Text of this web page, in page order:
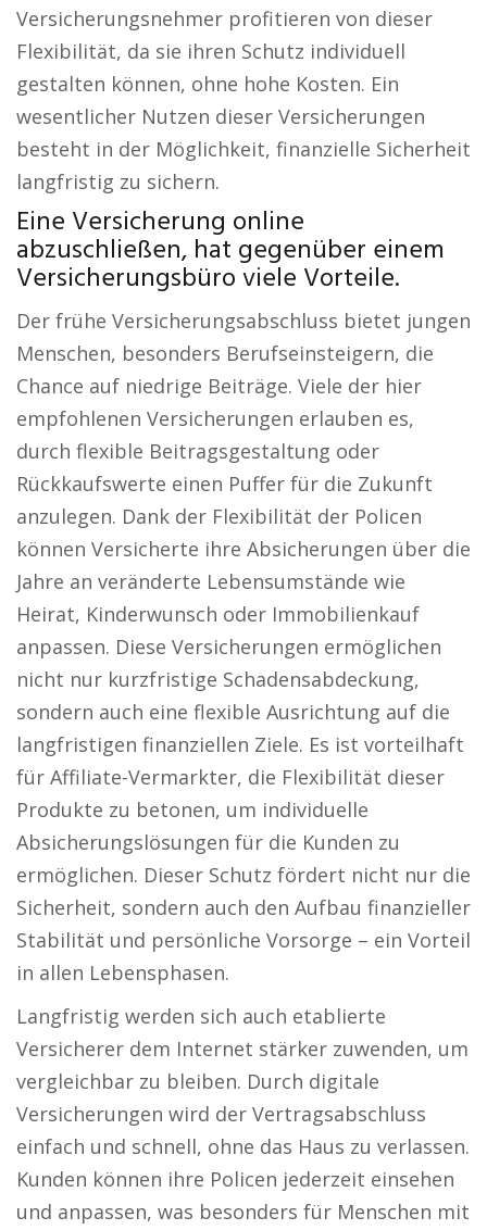
Versicherungsnehmer profitieren von dieser
Flexibilität, da sie ihren Schutz individuell
gestalten können, ohne hohe Kosten. Ein
wesentlicher Nutzen dieser Versicherungen
besteht in der Möglichkeit, finanzielle Sicherheit
langfristig zu sichern.
Eine Versicherung online
abzuschließen, hat gegenüber einem
Versicherungsbüro viele Vorteile.
Der frühe Versicherungsabschluss bietet jungen
Menschen, besonders Berufseinsteigern, die
Chance auf niedrige Beiträge. Viele der hier
empfohlenen Versicherungen erlauben es,
durch flexible Beitragsgestaltung oder
Rückkaufswerte einen Puffer für die Zukunft
anzulegen. Dank der Flexibilität der Policen
können Versicherte ihre Absicherungen über die
Jahre an veränderte Lebensumstände wie
Heirat, Kinderwunsch oder Immobilienkauf
anpassen. Diese Versicherungen ermöglichen
nicht nur kurzfristige Schadensabdeckung,
sondern auch eine flexible Ausrichtung auf die
langfristigen finanziellen Ziele. Es ist vorteilhaft
für Affiliate-Vermarkter, die Flexibilität dieser
Produkte zu betonen, um individuelle
Absicherungslösungen für die Kunden zu
ermöglichen. Dieser Schutz fördert nicht nur die
Sicherheit, sondern auch den Aufbau finanzieller
Stabilität und persönliche Vorsorge – ein Vorteil
in allen Lebensphasen.
Langfristig werden sich auch etablierte
Versicherer dem Internet stärker zuwenden, um
vergleichbar zu bleiben. Durch digitale
Versicherungen wird der Vertragsabschluss
einfach und schnell, ohne das Haus zu verlassen.
Kunden können ihre Policen jederzeit einsehen
und anpassen, was besonders für Menschen mit